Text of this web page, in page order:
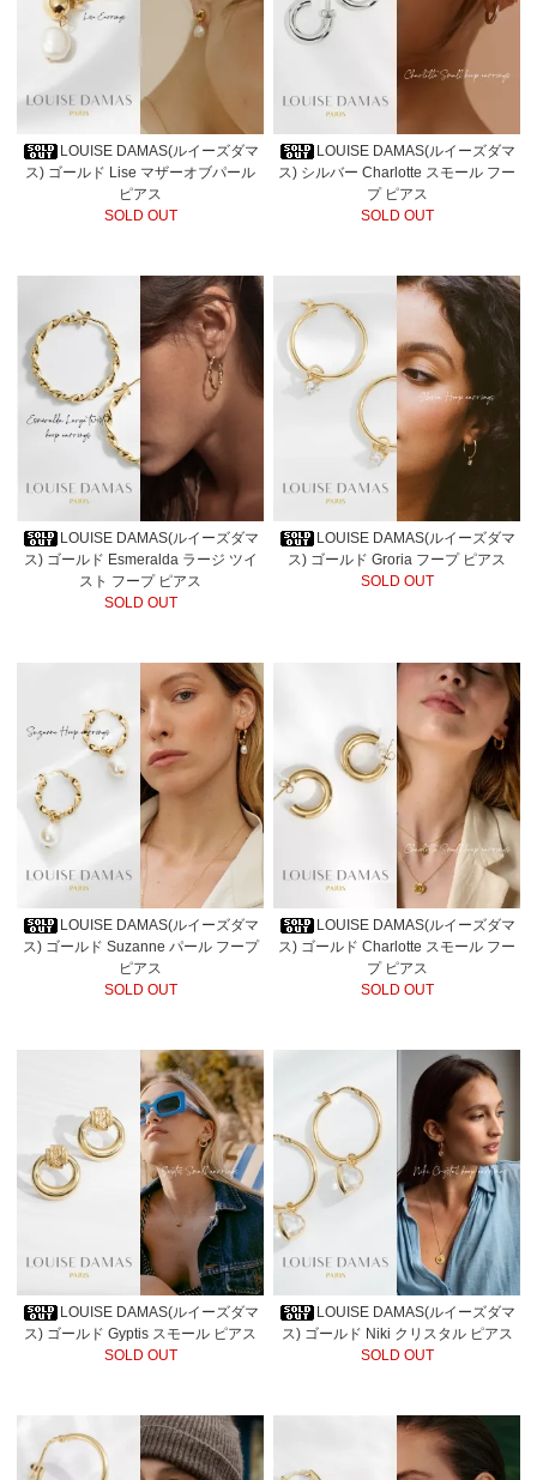
LOUISE DAMAS(ルイーズダマ
ス) ゴールド Lise マザーオブパール
ピアス
SOLD OUT
LOUISE DAMAS(ルイーズダマ
ス) シルバー Charlotte スモール フー
プ ピアス
SOLD OUT
LOUISE DAMAS(ルイーズダマ
ス) ゴールド Esmeralda ラージ ツイ
スト フープ ピアス
SOLD OUT
LOUISE DAMAS(ルイーズダマ
ス) ゴールド Groria フープ ピアス
SOLD OUT
LOUISE DAMAS(ルイーズダマ
ス) ゴールド Suzanne パール フープ
ピアス
SOLD OUT
LOUISE DAMAS(ルイーズダマ
ス) ゴールド Charlotte スモール フー
プ ピアス
SOLD OUT
LOUISE DAMAS(ルイーズダマ
ス) ゴールド Gyptis スモール ピアス
SOLD OUT
LOUISE DAMAS(ルイーズダマ
ス) ゴールド Niki クリスタル ピアス
SOLD OUT